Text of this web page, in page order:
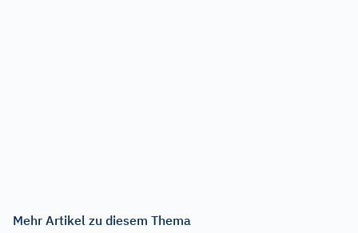
Mehr Artikel zu diesem Thema